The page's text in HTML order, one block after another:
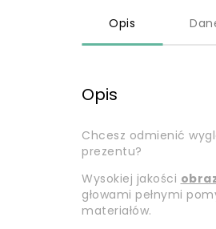
Opis
Opis
Chcesz odmienić
prezentu?
Wysokiej jakości
głowami pełnymi
materiałów.